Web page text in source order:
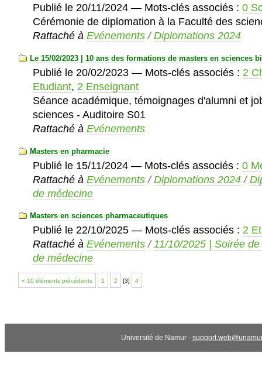
Publié le20/11/2024— Mots-clés associés :0
Cérémonie de diplomation à la Faculté des
Rattaché à Evénements /Diplomations 2024
Le 15/02/2023 | 10 ans des formations de masters en sciences
Publié le 20/02/2023— Mots-clés associés : 2
Etudiant, 2 Enseignant
Séance académique, témoignages d'alumni et
sciences - Auditoire S01
Rattaché à Evénements
Masters en pharmacie
Publié le 15/11/2024— Mots-clés associés :0
Rattaché à Evénements /Diplomations 2024 /
de médecine
Masters en sciences pharmaceutiques
Publié le22/10/2025— Mots-clés associés : 2
Rattaché à Evénements /11/10/2025 | Soirée
de médecine
« 10 éléments précédents 1 2 [3] 4
Université de Namur -